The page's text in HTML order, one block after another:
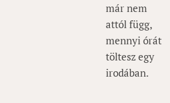
már nem
attól függ,
mennyi órát
töltesz egy
irodában.